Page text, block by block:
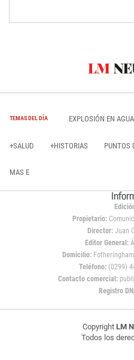
TEMAS DEL DÍA EXPLOSIÓN EN
+SALUD +HISTORIAS PUNTOS
MAS E
Propietario:
Director: Juan
Editor General:
Domicilio:Fotheringham
Teléfono: (0299)
Contacto comercial:
Registro
Copyright LM
Todos los